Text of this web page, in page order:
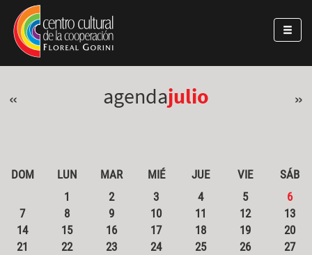
Pasar al contenido principal
Jump to main content
« agendajulio »
DOM LUN MAR MIÉ JUE VIE
SÁB
1
2 3 4 5
6
7
8 9 10 11 12
13
14
15 16 17 18 19
20
21
22 23 24 25 26
27